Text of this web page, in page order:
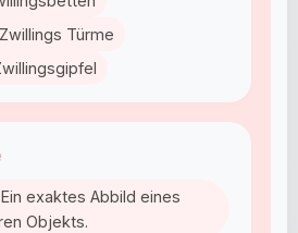
Türme
Ein exaktes Abbild eines
Objekts.